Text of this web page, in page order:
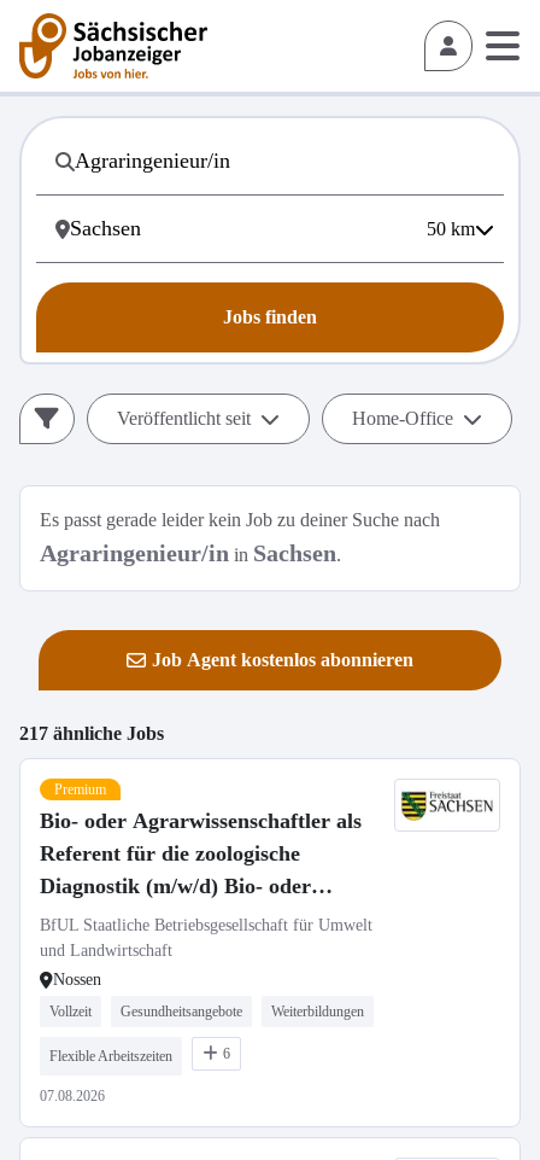
50 km
Jobs finden
Veröffentlicht seit Home-Office
Es passt gerade leider kein Job zu deiner Suche nach
Agraringenieur/in in Sachsen.
Job Agent kostenlos abonnieren
217 ähnliche Jobs
Premium
Bio- oder Agrarwissenschaftler als
Referent für die zoologische
Diagnostik (m/w/d) Bio- oder
Agrarwissenschaftler als Referent
für die zoologische Diagnostik
(m/w/d)
BfUL Staatliche Betriebsgesellschaft für Umwelt
und Landwirtschaft
Nossen
Vollzeit Gesundheitsangebote Weiterbildungen
Flexible Arbeitszeiten 6
07.08.2026